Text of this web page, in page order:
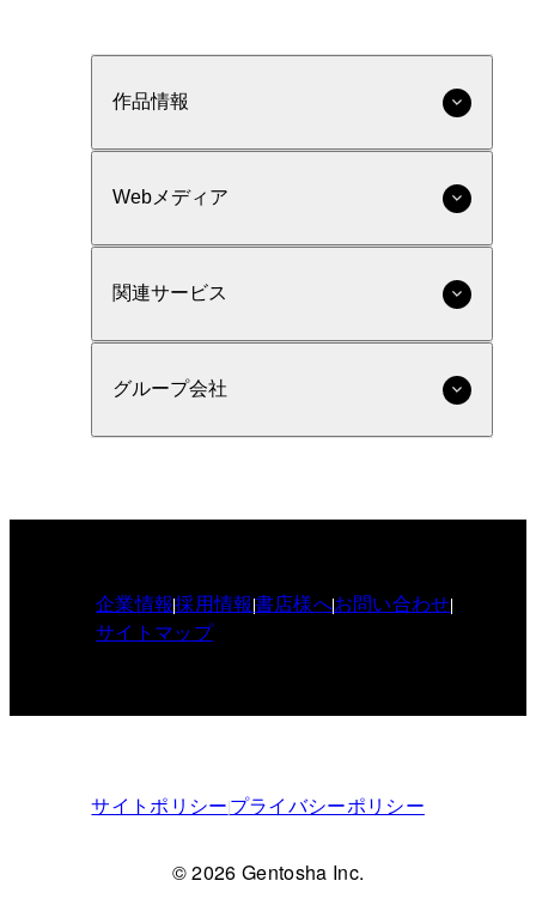
作品情報
Webメディア
関連サービス
グループ会社
企業情報採用情報書店様へお問い合わせ
サイトマップ
サイトポリシープライバシーポリシー
© 2026 Gentosha Inc.